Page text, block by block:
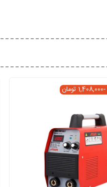
-1,408,000 تومان